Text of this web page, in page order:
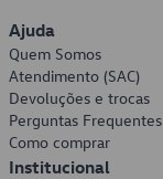
Ajuda
Quem Somos
Atendimento (SAC)
Devoluções e trocas
Perguntas Frequentes
Como comprar
Institucional